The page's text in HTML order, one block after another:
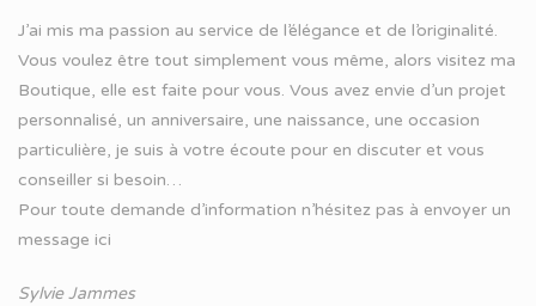
J’ai mis ma passion au service de l’élégance et de l’originalité.
Vous voulez être tout simplement vous même, alors visitez ma
Boutique, elle est faite pour vous. Vous avez envie d’un projet
personnalisé, un anniversaire, une naissance, une occasion
particulière, je suis à votre écoute pour en discuter et vous
conseiller si besoin…
Pour toute demande d’information n’hésitez pas à envoyer un
message ici
Sylvie Jammes